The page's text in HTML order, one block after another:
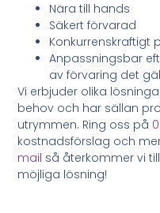
Nära till hands
Säkert förvarad
Konkurrenskraftigt
Anpassningsbar
av förvaring det
Vi erbjuder olika
behov och har sällan
utrymmen. Ring oss på
kostnadsförslag och
mail så återkommer vi
möjliga lösning!